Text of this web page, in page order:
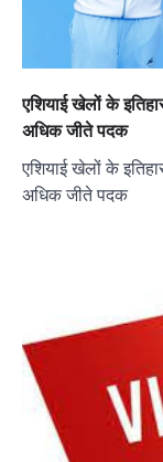
एशियाई खेलों के
अधिक जीते पदक
एशियाई खेलों के
अधिक जीते पदक